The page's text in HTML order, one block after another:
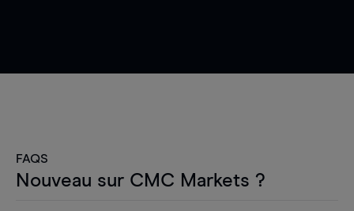
FAQS
Nouveau sur CMC Markets ?